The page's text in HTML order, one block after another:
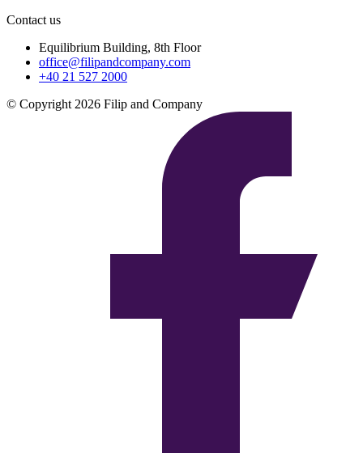
Contact us
Equilibrium Building, 8th Floor
office@filipandcompany.com
+40 21 527 2000
© Copyright 2026 Filip and Company